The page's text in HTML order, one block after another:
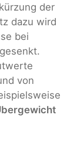
der
dazu wird
bei
gesenkt.
von